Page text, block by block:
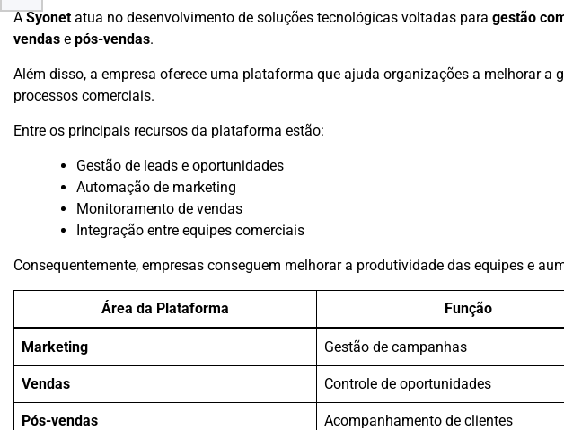
ASyonet atua no desenvolvimento de soluções tecnológicas voltadas para gestão
vendas e pós-vendas.
Além disso, a empresa oferece uma plataforma que ajuda organizações a melhorar a
processos comerciais.
Entre os principais recursos da plataforma estão:
Gestão de leads e oportunidades
Automação de marketing
Monitoramento de vendas
Integração entre equipes comerciais
Consequentemente, empresas conseguem melhorar a produtividade das equipes e
Área da Plataforma Função
Marketing Gestão de campanhas
Vendas Controle de oportunidades
Pós-vendas Acompanhamento de clientes